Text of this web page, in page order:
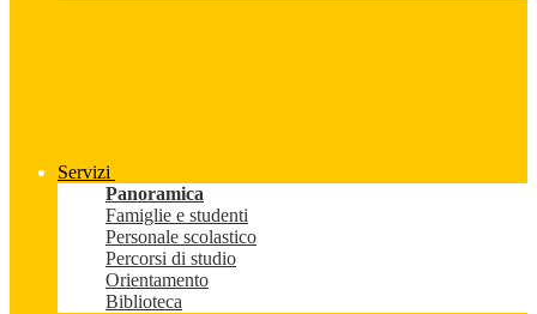
Servizi
Panoramica
Famiglie e studenti
Personale scolastico
Percorsi di studio
Orientamento
Biblioteca